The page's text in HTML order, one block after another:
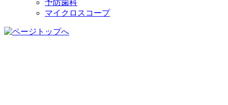
予防歯科
マイクロスコープ